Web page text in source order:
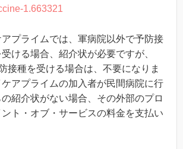
1.663321
プライムでは、軍病院以外で予防接
ける場合、紹介状が必要ですが、
接種を受ける場合は、不要になりま
アプライムの加入者が民間病院に行
紹介状がない場合、その外部のプロ
ト・オブ・サービスの料金を支払い